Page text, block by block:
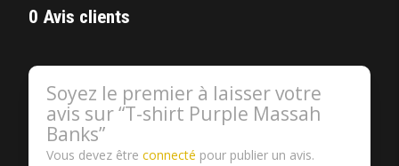
0 Avis clients
Soyez le premier à laisser votre
avis sur “T-shirt Purple Massah
Banks”
Vous devez êtreconnecté pour publier un avis.